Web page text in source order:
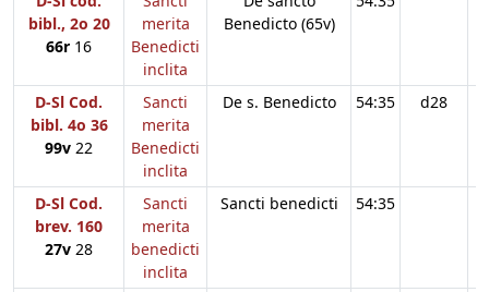
bibl., 2o 20
66r 16
merita
Benedicti
inclita
Benedicto (65v)
D-Sl Cod.
bibl. 4o 36
99v 22
Sancti
merita
Benedicti
inclita
De s. Benedicto 54:35 d28
D-Sl Cod.
brev. 160
27v 28
Sancti
merita
benedicti
inclita
Sancti benedicti 54:35